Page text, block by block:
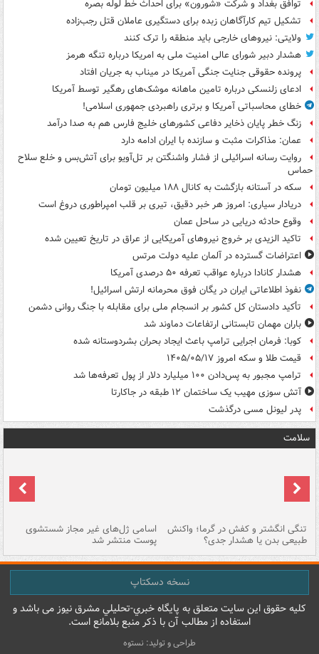
توافق بغداد و شرکت «شورون» برای احداث خط لوله بصره
تشکیل تیم کارآگاهان زبده برای دستگیری عاملان قتل رجب‌زاده
ولایتی: نیروهای خارجی باید منطقه را ترک کنند
هشدار دبیر شورای عالی امنیت ملی به امریکا درباره تنگه هرمز
پرونده حقوقی جنایت جنگی آمریکا در میناب به جریان افتاد
ادعای زلنسکی درباره تامین ماهانه موشک‌های رهگیر توسط آمریکا
خطای محاسباتی آمریکا و برتری راهبردی جمهوری اسلامی!
زنگ خطر پایان ذخایر دفاعی کشورهای خلیج فارس هم به صدا درآمد
عمان: مذاکرات مثبت و سازنده با ایران ادامه دارد
روایت رسانه اسرائیلی از فشار واشنگتن بر تل‌آویو برای آتش‌بس و خلع سلاح
حماس
سکه در آستانه بازگشت به کانال ۱۸۸ میلیون تومان
دریادار سیاری: امروز هر خبر دقیق، تیری بر قلب امپراطوری دروغ است
وقوع حادثه دریایی در ساحل عمان
تاکید الزیدی بر خروج نیروهای آمریکایی از عراق در تاریخ تعیین شده
اعتراضات گسترده در آلمان علیه دولت مرتس
هشدار کانادا درباره عواقب تعرفه ۵۰ درصدی آمریکا
نفوذ اطلاعاتی ایران در یگان فوق محرمانه ارتش اسرائیل!
تأکید دادستان کل کشور بر انسجام ملی برای مقابله با جنگ روانی دشمن
باران مهمان تابستانی ارتفاعات دماوند شد
کوبا: فرمان اجرایی ترامپ باعث ایجاد بحران بشردوستانه شده
قیمت طلا و سکه امروز ۱۴۰۵/۰۵/۱۷
ترامپ مجبور به پس‌دادن ۱۰۰ میلیارد دلار از پول تعرفه‌ها شد
آتش سوزی مهیب یک ساختمان ۱۲ طبقه در جاکارتا
پدر لیونل مسی درگذشت
سلامت
تنگی انگشتر و کفش در گرما؛ واکنش
طبیعی بدن یا هشدار جدی؟
اسامی ژل‌های غیر مجاز شستشوی
پوست منتشر شد
نسخه دسکتاپ
کليه حقوق اين سايت متعلق به پایگاه خبري-تحليلي مشرق نيوز می باشد و
استفاده از مطالب آن با ذکر منبع بلامانع است.
طراحی و تولید: نستوه